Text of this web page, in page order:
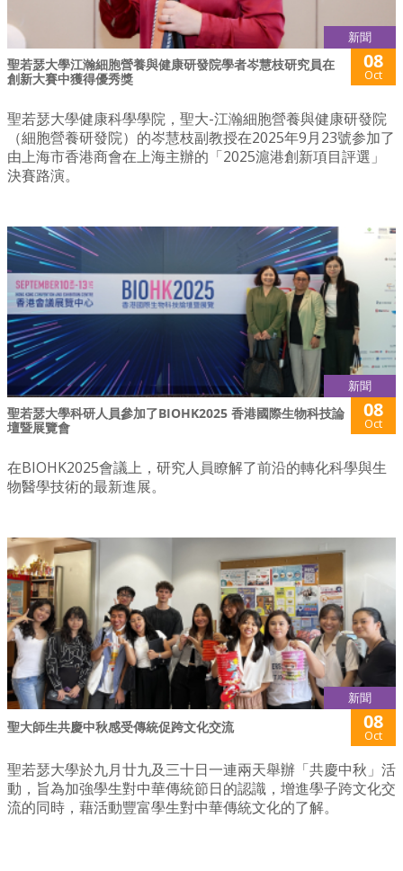
新聞
聖若瑟大學江瀚細胞營養與健康研發院學者岑慧枝研究員在
創新大賽中獲得優秀獎
08
Oct
聖若瑟大學健康科學學院，聖大-江瀚細胞營養與健康研發院
（細胞營養研發院）的岑慧枝副教授在2025年9月23號参加了
由上海市香港商會在上海主辦的「2025滬港創新項目評選」
決賽路演。
新聞
聖若瑟大學科研人員參加了BIOHK2025 香港國際生物科技論
壇暨展覽會
08
Oct
在BIOHK2025會議上，研究人員瞭解了前沿的轉化科學與生
物醫學技術的最新進展。
新聞
聖大師生共慶中秋感受傳統促跨文化交流 08
Oct
聖若瑟大學於九月廿九及三十日一連兩天舉辦「共慶中秋」活
動，旨為加強學生對中華傳統節日的認識，增進學子跨文化交
流的同時，藉活動豐富學生對中華傳統文化的了解。